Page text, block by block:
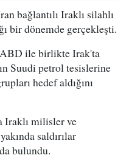
bağlantılı Iraklı silahlı
bir dönemde gerçekleşti.
ile birlikte Irak'ta
Suudi petrol tesislerine
hedef aldığını
Iraklı milisler ve
saldırılar
bulundu.